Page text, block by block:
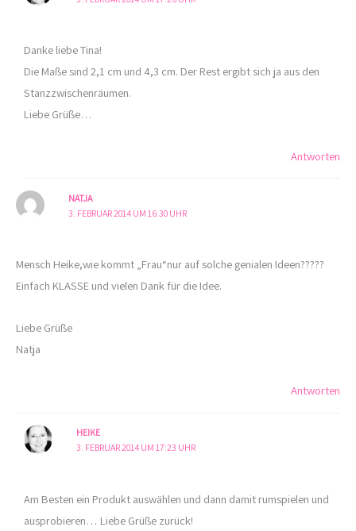
Danke liebe Tina!
Die Maße sind 2,1 cm und 4,3 cm. Der Rest ergibt sich ja aus den
Stanzzwischenräumen.
Liebe Grüße…
Antworten
NATJA
3. FEBRUAR 2014 UM 16:30 UHR
Mensch Heike,wie kommt „Frau“nur auf solche genialen Ideen?????
Einfach KLASSE und vielen Dank für die Idee.
Liebe Grüße
Natja
Antworten
HEIKE
3. FEBRUAR 2014 UM 17:23 UHR
Am Besten ein Produkt auswählen und dann damit rumspielen und
ausprobieren… Liebe Grüße zurück!